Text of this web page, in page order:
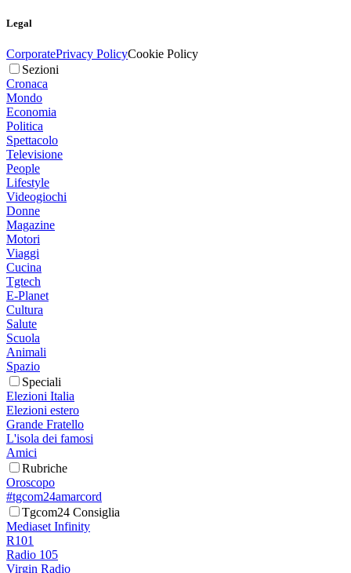
Legal
CorporatePrivacy PolicyCookie Policy
Sezioni
Cronaca
Mondo
Economia
Politica
Spettacolo
Televisione
People
Lifestyle
Videogiochi
Donne
Magazine
Motori
Viaggi
Cucina
Tgtech
E-Planet
Cultura
Salute
Scuola
Animali
Spazio
Speciali
Elezioni Italia
Elezioni estero
Grande Fratello
L'isola dei famosi
Amici
Rubriche
Oroscopo
#tgcom24amarcord
Tgcom24 Consiglia
Mediaset Infinity
R101
Radio 105
Virgin Radio